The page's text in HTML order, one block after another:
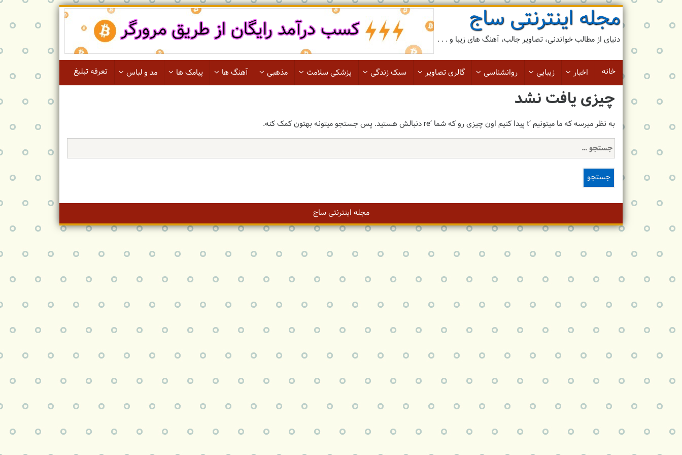
رد
کردن
رفتن
مطلب
مجله اینترنتی ساج
دنیای از مطالب خواندنی، تصاویر جالب، آهنگ های زیبا و . . .
خانه اخبار زیبایی روانشناسی گالری تصاویر سبک زندگی پزشکی سلامت مذهبی آهنگ ها پیامک ها مد و لباس تعرفه تبلیغ
چیزی یافت نشد
به نظر میرسه که ما میتونیم ’t پیدا کنیم اون چیزی رو که شما ’re دنبالش هستید. پس جستجو میتونه بهتون کمک کنه.
جستجو
برای:
مجله اینترنتی ساج